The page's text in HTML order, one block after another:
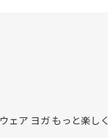
ウェア ヨガ もっと楽しく